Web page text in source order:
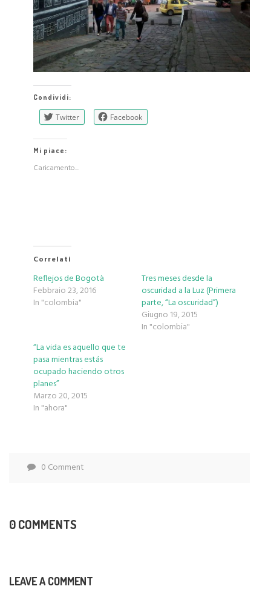
Condividi:
Twitter Facebook
Mi piace:
Caricamento...
Correlati
Reflejos de Bogotà
Febbraio 23, 2016
In "colombia"
Tres meses desde la
oscuridad a la Luz (Primera
parte, “La oscuridad”)
Giugno 19, 2015
In "colombia"
“La vida es aquello que te
pasa mientras estás
ocupado haciendo otros
planes”
Marzo 20, 2015
In "ahora"
0 Comment
0 COMMENTS
LEAVE A COMMENT